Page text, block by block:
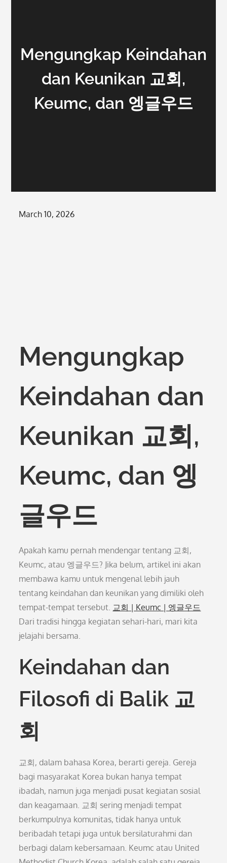
Mengungkap Keindahan
dan Keunikan 교회,
Keumc, dan 엥글우드
Posted
March 10, 2026
Mengungkap
Keindahan dan
Keunikan 교회,
Keumc, dan 엥
글우드
Apakah kamu pernah mendengar tentang 교회,
Keumc, atau 엥글우드? Jika belum, artikel ini akan
membawa kamu untuk mengenal lebih jauh
tentang keindahan dan keunikan yang dimiliki oleh
tempat-tempat tersebut. 교회 | Keumc | 엥글우드
Dari tradisi hingga kegiatan sehari-hari, mari kita
jelajahi bersama.
Keindahan dan
Filosofi di Balik 교
회
교회, dalam bahasa Korea, berarti gereja. Gereja
bagi masyarakat Korea bukan hanya tempat
ibadah, namun juga menjadi pusat kegiatan sosial
dan keagamaan. 교회 sering menjadi tempat
berkumpulnya komunitas, tidak hanya untuk
beribadah tetapi juga untuk bersilaturahmi dan
berbagi dalam kebersamaan. Keumc atau United